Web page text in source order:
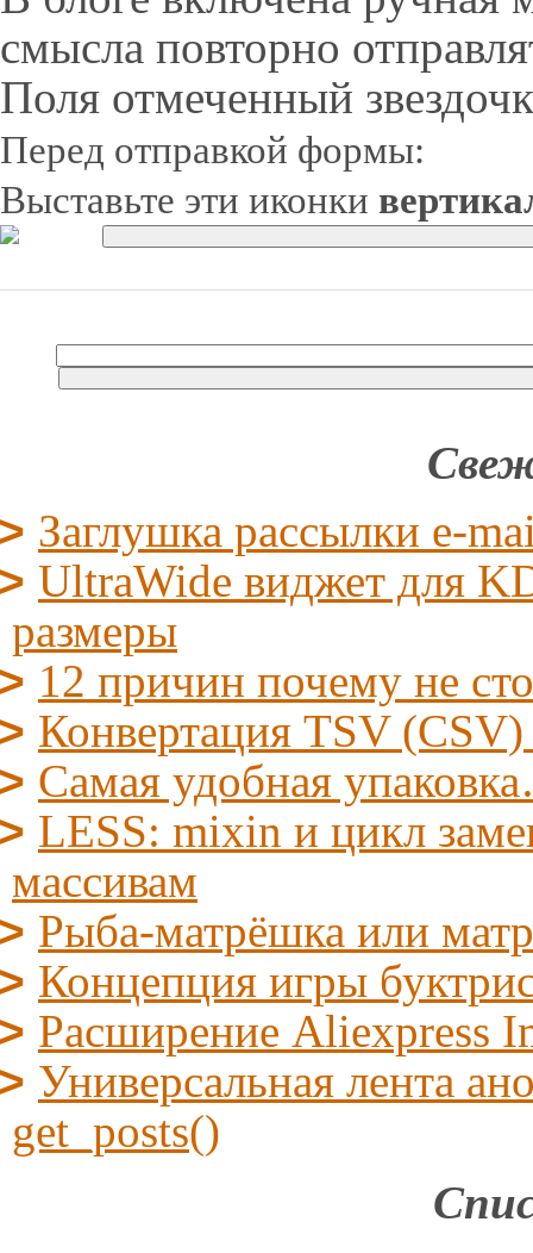
смысла повторно
Поля отмеченный
Перед отправкой формы:
Выставьте эти иконки
Заглушка рассылки e-
UltraWide виджет для
размеры
12 причин почему не
Конвертация TSV
Самая удобная
LESS: mixin и цикл
массивам
Рыба-матрёшка или
Концепция игры
Расширение Aliexpress
Универсальная лента
get_posts()